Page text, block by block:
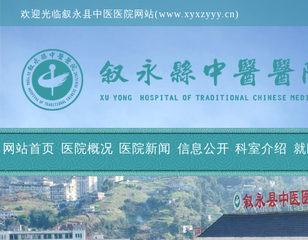
欢迎光临叙永县中医医院网站(www.xyxzyyy.cn)
网站首页 医院概况 医院新闻 信息公开 科室介绍